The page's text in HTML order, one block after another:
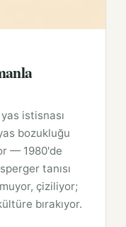
istisnası
bozukluğu
— 1980'de
tanısı
çiziliyor;
bırakıyor.